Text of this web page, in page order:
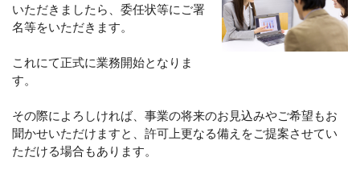
いただきましたら、委任状等にご署
名等をいただきます。
これにて正式に業務開始となりま
す。
その際によろしければ、事業の将来のお見込みやご希望もお
聞かせいただけますと、許可上更なる備えをご提案させてい
ただける場合もあります。